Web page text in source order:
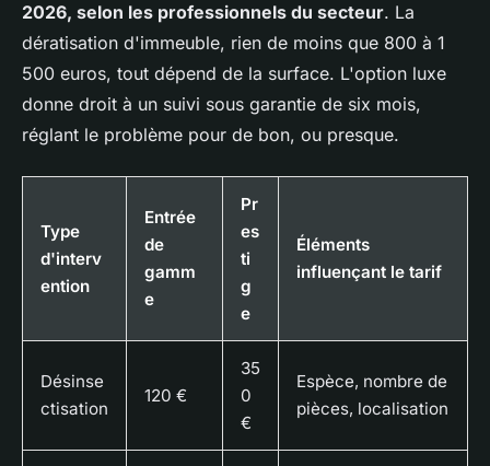
2026, selon les professionnels du secteur. La
dératisation d'immeuble, rien de moins que 800 à 1
500 euros, tout dépend de la surface. L'option luxe
donne droit à un suivi sous garantie de six mois,
réglant le problème pour de bon, ou presque.
Type
d'interv
ention
Entrée
de
gamm
e
Pr
es
ti
g
e
Éléments
influençant le tarif
Désinse
ctisation
120 €
35
0
€
Espèce, nombre de
pièces, localisation